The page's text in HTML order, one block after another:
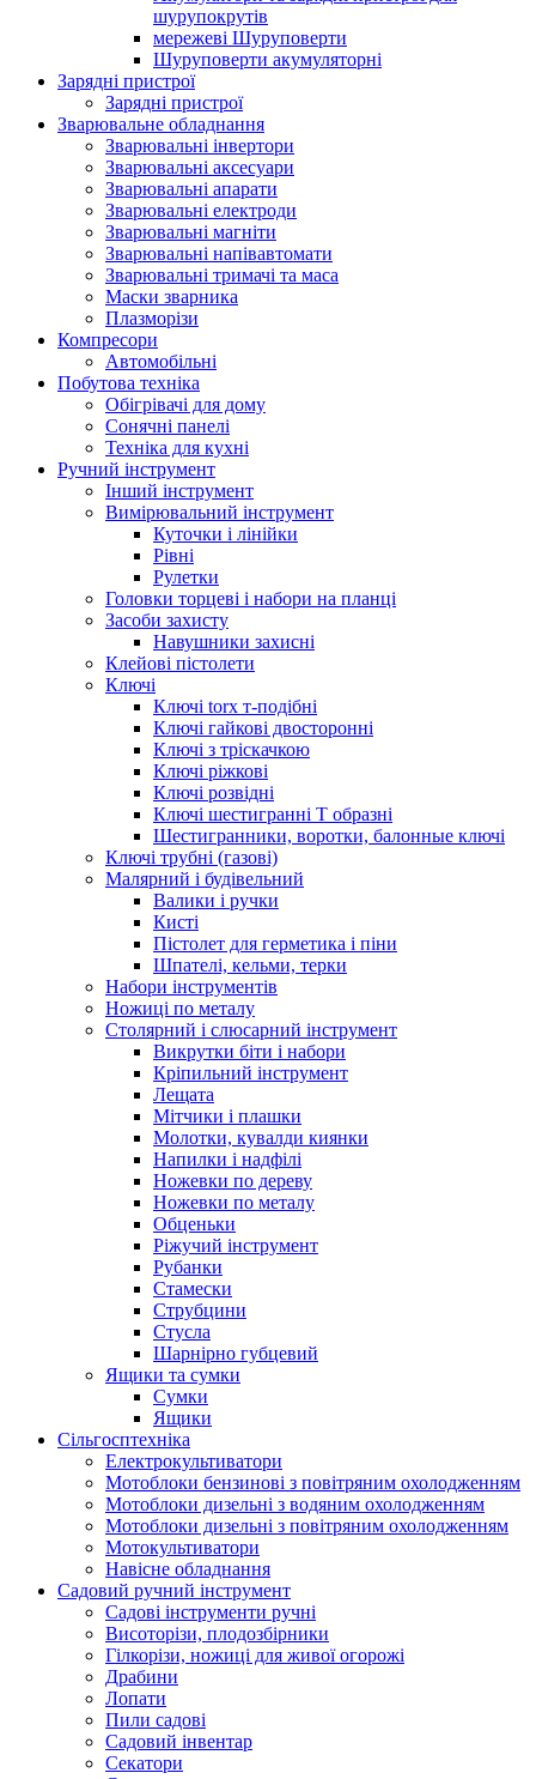
шурупокрутів
мережеві Шуруповерти
Шуруповерти акумуляторні
Зарядні пристрої
Зарядні пристрої
Зварювальне обладнання
Зварювальні інвертори
Зварювальні аксесуари
Зварювальні апарати
Зварювальні електроди
Зварювальні магніти
Зварювальні напівавтомати
Зварювальні тримачі та маса
Маски зварника
Плазморізи
Компресори
Автомобільні
Побутова техніка
Обігрівачі для дому
Сонячні панелі
Техніка для кухні
Ручний інструмент
Інший інструмент
Вимірювальний інструмент
Куточки і лінійки
Рівні
Рулетки
Головки торцеві і набори на планці
Засоби захисту
Навушники захисні
Клейові пістолети
Ключі
Ключі torx т-подібні
Ключі гайкові двосторонні
Ключі з тріскачкою
Ключі ріжкові
Ключі розвідні
Ключі шестигранні Т образні
Шестигранники, воротки, балонные ключі
Ключі трубні (газові)
Малярний і будівельний
Валики і ручки
Кисті
Пістолет для герметика і піни
Шпателі, кельми, терки
Набори інструментів
Ножиці по металу
Столярний і слюсарний інструмент
Викрутки біти і набори
Кріпильний інструмент
Лещата
Мітчики і плашки
Молотки, кувалди киянки
Напилки і надфілі
Ножевки по дереву
Ножевки по металу
Обценьки
Ріжучий інструмент
Рубанки
Стамески
Струбцини
Стусла
Шарнірно губцевий
Ящики та сумки
Сумки
Ящики
Сільгосптехніка
Електрокультиватори
Мотоблоки бензинові з повітряним охолодженням
Мотоблоки дизельні з водяним охолодженням
Мотоблоки дизельні з повітряним охолодженням
Мотокультиватори
Навісне обладнання
Садовий ручний інструмент
Cадові інструменти ручні
Висоторізи, плодозбірники
Гілкорізи, ножиці для живої огорожі
Драбини
Лопати
Пили садові
Садовий інвентар
Секатори